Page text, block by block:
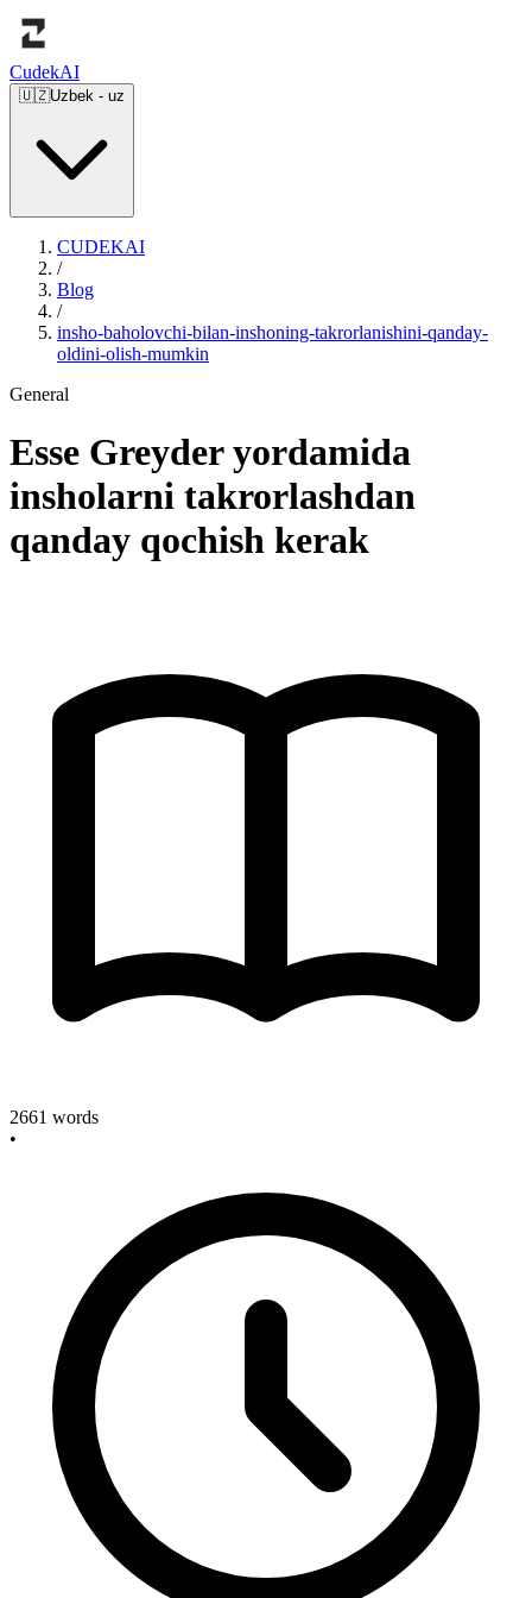
CudekAI
🇺🇿Uzbek - uz
CUDEKAI
/
Blog
/
insho-baholovchi-bilan-inshoning-takrorlanishini-qanday-
oldini-olish-mumkin
General
Esse Greyder yordamida
insholarni takrorlashdan
qanday qochish kerak
2661 words
•